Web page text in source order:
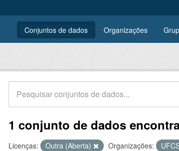
Conjuntos de dados Organizações
1 conjunto de dados
Licenças: Outra (Aberta) Organizações: